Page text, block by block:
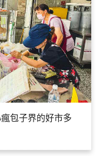
包子界的好市多